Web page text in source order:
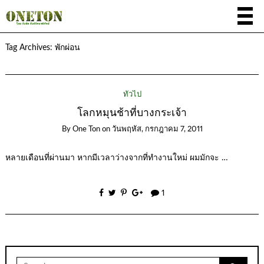
Tag Archives: พักผ่อน
ทั่วไป
โลกหมุนช้าที่บางกระเจ้า
By One Ton on วันพฤหัส, กรกฎาคม 7, 2011
หลายเดือนที่ผ่านมา หากมีเวลาว่างจากที่ทำงานใหม่ ผมมักจะ …
1
Search